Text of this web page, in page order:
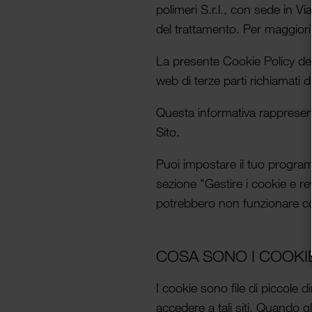
polimeri S.r.l., con sede in
del trat­tamento. Per
La presente Cookie Policy
web di terze parti richiamati
Questa infor­ma­tiva
Sito.
Puoi impos­tare il tuo
sezione "Gestire i cookie e
potreb­bero non funzionare
COSA SONO I
I cookie sono file di piccole
accedere a tali siti. Quando